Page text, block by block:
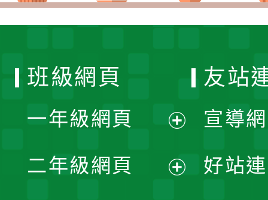
班級網頁
一年級網頁
開
二年級網頁
友站
宣導
好站